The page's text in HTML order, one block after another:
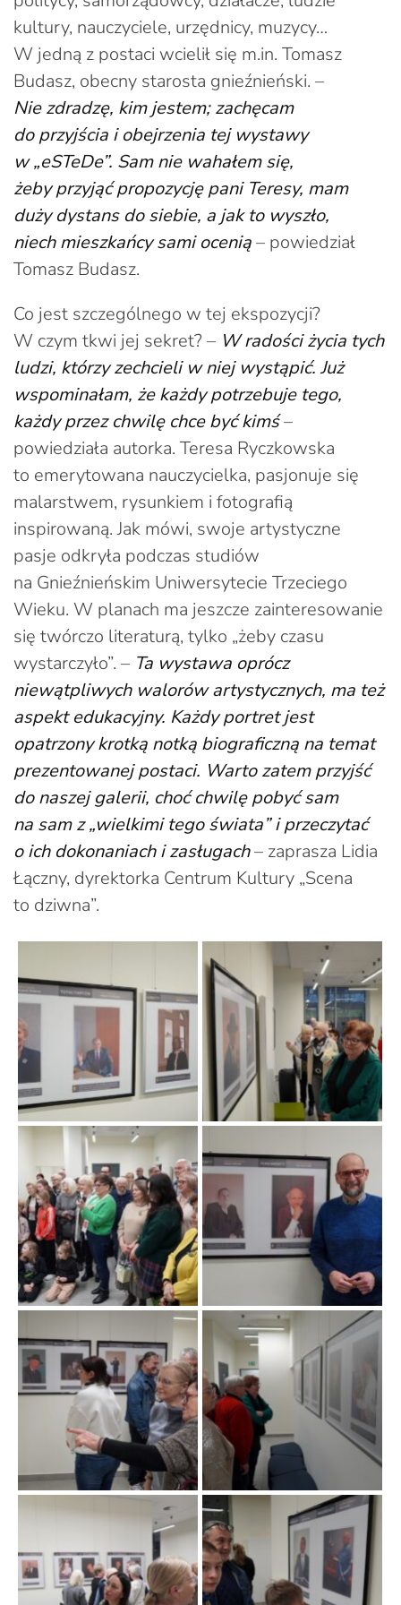
kultury, nauczyciele, urzędnicy, muzycy…
W jedną z postaci wcielił się m.in. Tomasz
Budasz, obecny starosta gnieźnieński. –
Nie zdradzę, kim jestem; zachęcam
do przyjścia i obejrzenia tej wystawy
w „eSTeDe”. Sam nie wahałem się,
żeby przyjąć propozycję pani Teresy, mam
duży dystans do siebie, a jak to wyszło,
niech mieszkańcy sami ocenią– powiedział
Tomasz Budasz.
Co jest szczególnego w tej ekspozycji?
W czym tkwi jej sekret? – W radości życia tych
ludzi, którzy zechcieli w niej wystąpić. Już
wspominałam, że każdy potrzebuje tego,
każdy przez chwilę chce być kimś–
powiedziała autorka. Teresa Ryczkowska
to emerytowana nauczycielka, pasjonuje się
malarstwem, rysunkiem i fotografią
inspirowaną. Jak mówi, swoje artystyczne
pasje odkryła podczas studiów
na Gnieźnieńskim Uniwersytecie Trzeciego
Wieku. W planach ma jeszcze zainteresowanie
się twórczo literaturą, tylko „żeby czasu
wystarczyło”. – Ta wystawa oprócz
niewątpliwych walorów artystycznych, ma też
aspekt edukacyjny. Każdy portret jest
opatrzony krotką notką biograficzną na temat
prezentowanej postaci. Warto zatem przyjść
do naszej galerii, choć chwilę pobyć sam
na sam z „wielkimi tego świata” i przeczytać
o ich dokonaniach i zasługach– zaprasza Lidia
Łączny, dyrektorka Centrum Kultury „Scena
to dziwna”.